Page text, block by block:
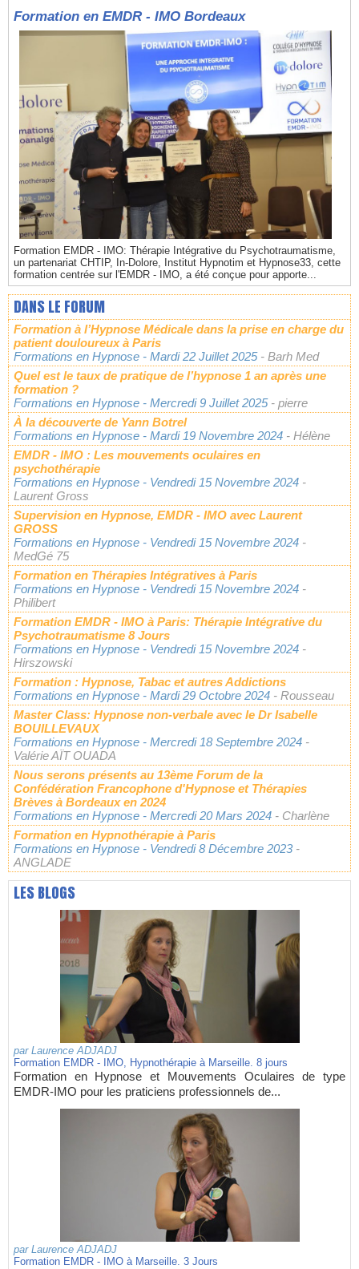
Formation en EMDR - IMO Bordeaux
Formation EMDR - IMO: Thérapie Intégrative du Psychotraumatisme,
un partenariat CHTIP, In-Dolore, Institut Hypnotim et Hypnose33, cette
formation centrée sur l'EMDR - IMO, a été conçue pour apporte...
DANS LE FORUM
Formation à l’Hypnose Médicale dans la prise en charge du
patient douloureux à Paris
Formations en Hypnose - Mardi 22 Juillet 2025 - Barh Med
Quel est le taux de pratique de l’hypnose 1 an après une
formation ?
Formations en Hypnose - Mercredi 9 Juillet 2025 - pierre
À la découverte de Yann Botrel
Formations en Hypnose - Mardi 19 Novembre 2024 - Hélène
EMDR - IMO : Les mouvements oculaires en
psychothérapie
Formations en Hypnose - Vendredi 15 Novembre 2024 -
Laurent Gross
Supervision en Hypnose, EMDR - IMO avec Laurent
GROSS
Formations en Hypnose - Vendredi 15 Novembre 2024 -
MedGé 75
Formation en Thérapies Intégratives à Paris
Formations en Hypnose - Vendredi 15 Novembre 2024 -
Philibert
Formation EMDR - IMO à Paris: Thérapie Intégrative du
Psychotraumatisme 8 Jours
Formations en Hypnose - Vendredi 15 Novembre 2024 -
Hirszowski
Formation : Hypnose, Tabac et autres Addictions
Formations en Hypnose - Mardi 29 Octobre 2024 - Rousseau
Master Class: Hypnose non-verbale avec le Dr Isabelle
BOUILLEVAUX
Formations en Hypnose - Mercredi 18 Septembre 2024 -
Valérie AÏT OUADA
Nous serons présents au 13ème Forum de la
Confédération Francophone d'Hypnose et Thérapies
Brèves à Bordeaux en 2024
Formations en Hypnose - Mercredi 20 Mars 2024 - Charlène
Formation en Hypnothérapie à Paris
Formations en Hypnose - Vendredi 8 Décembre 2023 -
ANGLADE
LES BLOGS
par Laurence ADJADJ
Formation EMDR - IMO, Hypnothérapie à Marseille. 8 jours
Formation en Hypnose et Mouvements Oculaires de type
EMDR-IMO pour les praticiens professionnels de...
par Laurence ADJADJ
Formation EMDR - IMO à Marseille. 3 Jours